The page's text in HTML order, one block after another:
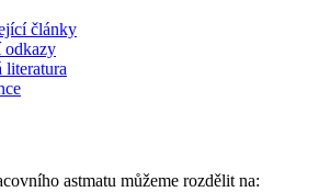
články
odkazy
literatura
astmatu můžeme rozdělit na: